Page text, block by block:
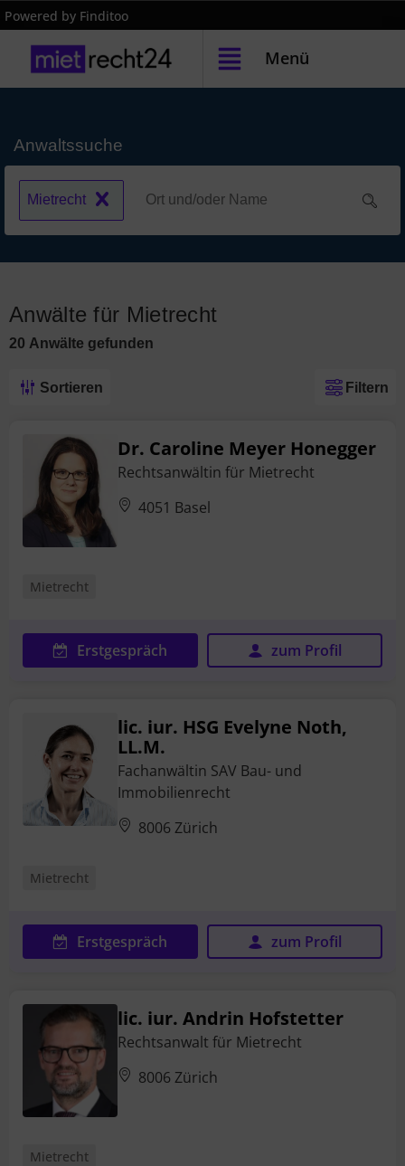
Powered by Finditoo
Menü
Anwaltssuche
Mietrecht
Anwälte für Mietrecht
20 Anwälte gefunden
Sortieren Filtern
Dr. Caroline Meyer Honegger
Rechtsanwältin für Mietrecht
4051 Basel
Mietrecht
Erstgespräch zum Profil
lic. iur. HSG Evelyne Noth,
LL.M.
Fachanwältin SAV Bau- und
Immobilienrecht
8006 Zürich
Mietrecht
Erstgespräch zum Profil
lic. iur. Andrin Hofstetter
Rechtsanwalt für Mietrecht
8006 Zürich
Mietrecht